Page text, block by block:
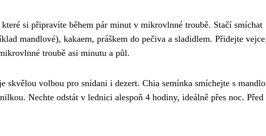
si připravíte během pár minut v mikrovlnné troubě. Stačí smíchat
mandlové), kakaem, práškem do pečiva a sladidlem. Přidejte
troubě asi minutu a půl.
skvělou volbou pro snídani i dezert. Chia semínka smíchejte s
Nechte odstát v lednici alespoň 4 hodiny, ideálně přes noc. Před